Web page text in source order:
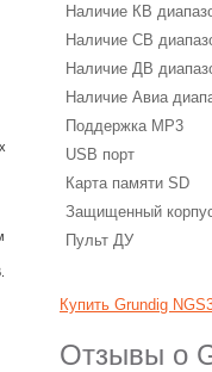
Наличие КВ
Наличие СВ
Наличие ДВ
Наличие Авиа
Поддержка MP3
USB порт
Карта памяти SD
Защищенный
Пульт ДУ
Купить Grundig
Отзывы о